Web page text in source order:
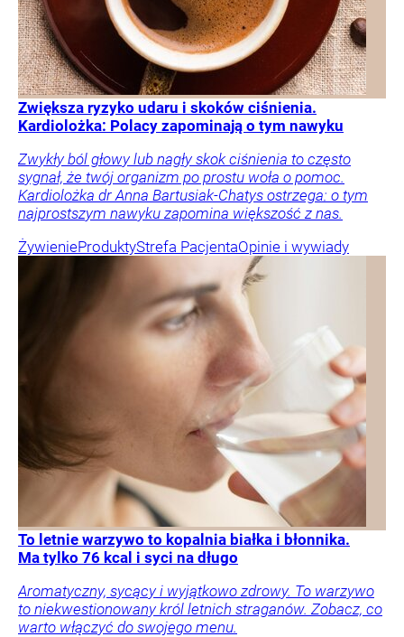
Zwiększa ryzyko udaru i skoków ciśnienia.
Kardiolożka: Polacy zapominają o tym nawyku
Zwykły ból głowy lub nagły skok ciśnienia to często
sygnał, że twój organizm po prostu woła o pomoc.
Kardiolożka dr Anna Bartusiak-Chatys ostrzega: o tym
najprostszym nawyku zapomina większość z nas.
ŻywienieProduktyStrefa PacjentaOpinie i wywiady
To letnie warzywo to kopalnia białka i błonnika.
Ma tylko 76 kcal i syci na długo
Aromatyczny, sycący i wyjątkowo zdrowy. To warzywo
to niekwestionowany król letnich straganów. Zobacz, co
warto włączyć do swojego menu.